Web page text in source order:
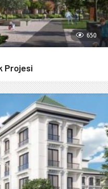
650
Projesi